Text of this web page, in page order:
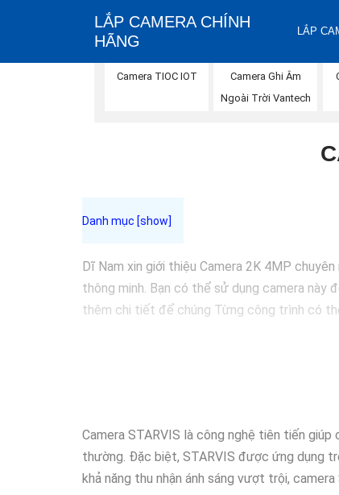
LẮP CAMERA CHÍNH
HÃNG
LẮP
Camera TIOC IOT
Camera Ghi Âm
Ngoài Trời Vantech
Dĩ Nam xin giới thiệu Camera 2K 4MP
thông minh. Bạn có thể sử dụng camera này
thêm chi tiết để chúng Từng công trình có
Camera STARVIS là công nghệ tiên tiến
thường. Đặc biệt, STARVIS được ứng dụng
khả năng thu nhận ánh sáng vượt trội,